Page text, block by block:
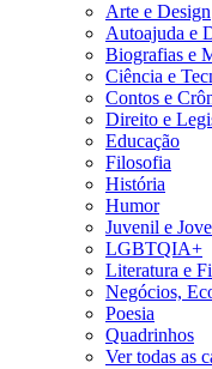
Arte e Design
Autoajuda e
Biografias e
Ciência e
Contos e
Direito e
Educação
Filosofia
História
Humor
Juvenil e
LGBTQIA+
Literatura e
Negócios,
Poesia
Quadrinhos
Ver todas as